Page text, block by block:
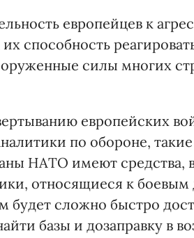
европейцев к
способность
силы многих
европейских
по обороне,
НАТО имеют средства,
относящиеся к боевым
будет сложно быстро
базы и дозаправку в